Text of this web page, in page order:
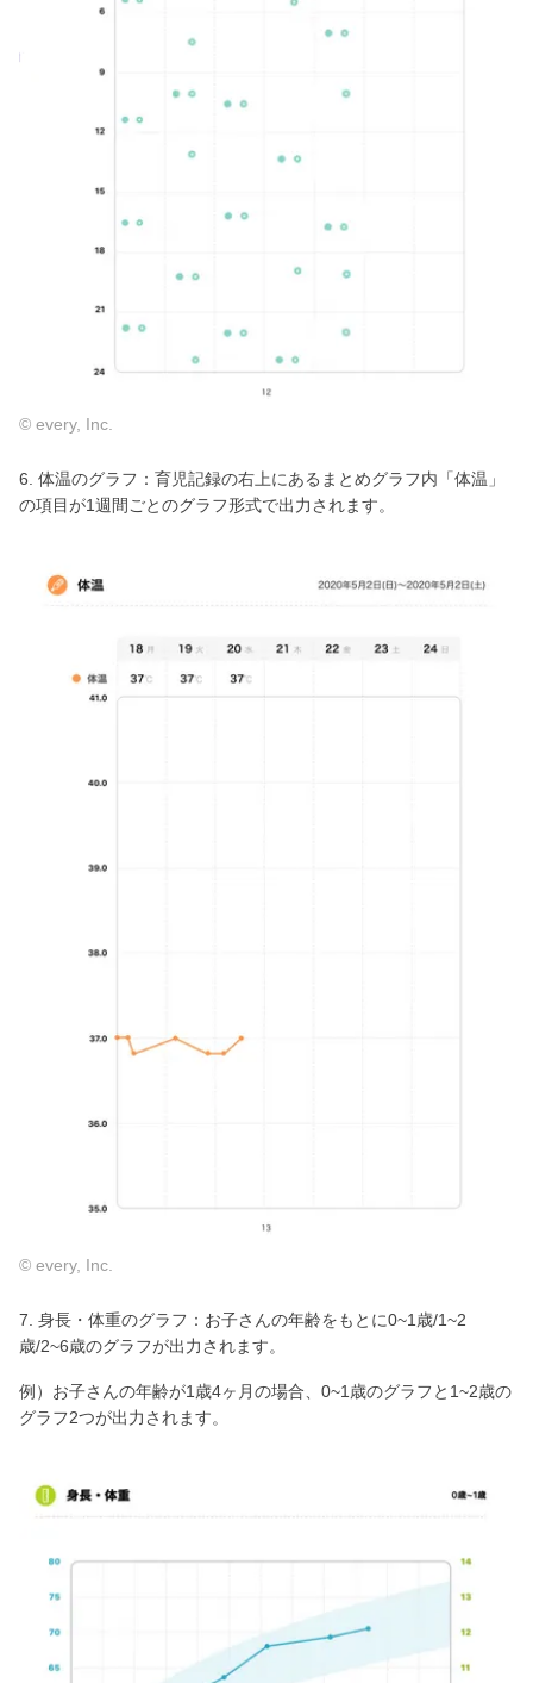
© every, Inc.
6. 体温のグラフ：育児記録の右上にあるまとめグラフ内「体温」
の項目が1週間ごとのグラフ形式で出力されます。
© every, Inc.
7. 身長・体重のグラフ：お子さんの年齢をもとに0~1歳/1~2
歳/2~6歳のグラフが出力されます。
例）お子さんの年齢が1歳4ヶ月の場合、0~1歳のグラフと1~2歳の
グラフ2つが出力されます。